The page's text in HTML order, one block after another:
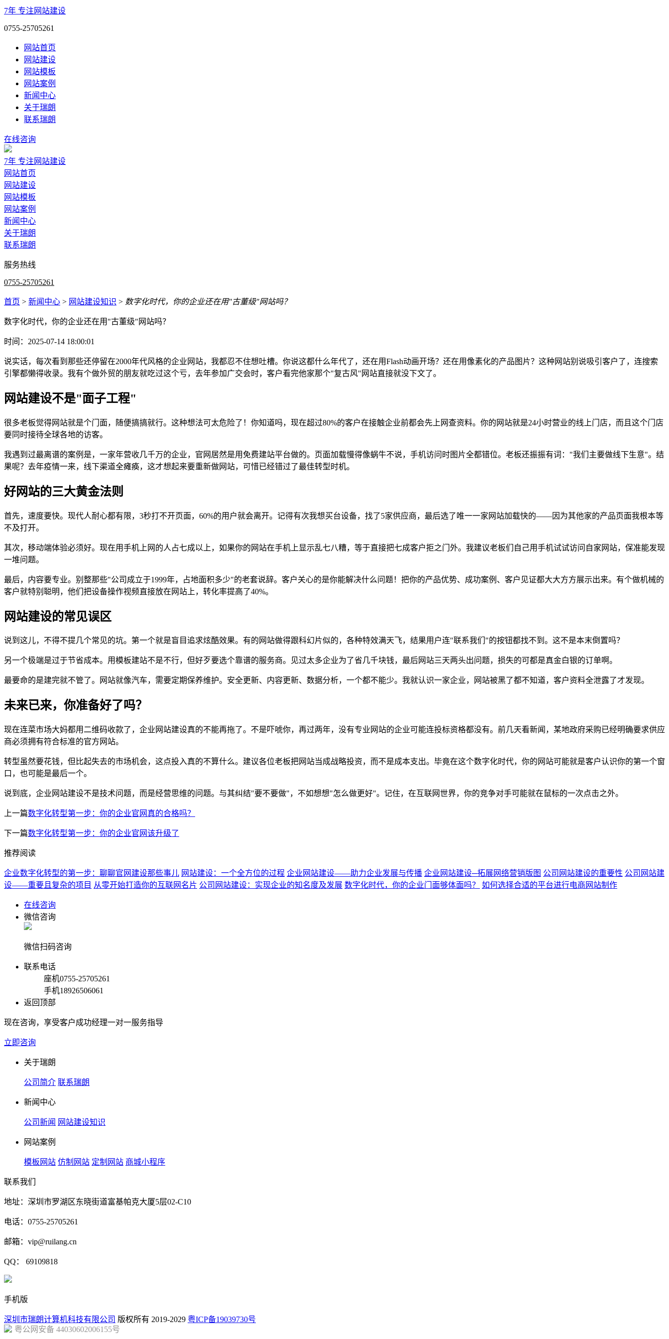
7年 专注网站建设
0755-25705261
网站首页
网站建设
网站模板
网站案例
新闻中心
关于瑞朗
联系瑞朗
在线咨询
7年 专注网站建设
网站首页
网站建设
网站模板
网站案例
新闻中心
关于瑞朗
联系瑞朗
服务热线
0755-25705261
首页 > 新闻中心 > 网站建设知识 > 数字化时代，你的企业还在用"古董级"网站吗？
数字化时代，你的企业还在用"古董级"网站吗？
时间：2025-07-14 18:00:01
说实话，每次看到那些还停留在2000年代风格的企业网站，我都忍不住想吐槽。你说这都什么年代了，还在用Flash动画开场？还在用像素化的产品图片？这种网站别说吸引客户了，连搜索
引擎都懒得收录。我有个做外贸的朋友就吃过这个亏，去年参加广交会时，客户看完他家那个"复古风"网站直接就没下文了。
网站建设不是"面子工程"
很多老板觉得网站就是个门面，随便搞搞就行。这种想法可太危险了！你知道吗，现在超过80%的客户在接触企业前都会先上网查资料。你的网站就是24小时营业的线上门店，而且这个门店
要同时接待全球各地的访客。
我遇到过最离谱的案例是，一家年营收几千万的企业，官网居然是用免费建站平台做的。页面加载慢得像蜗牛不说，手机访问时图片全都错位。老板还振振有词："我们主要做线下生意"。结
果呢？去年疫情一来，线下渠道全瘫痪，这才想起来要重新做网站，可惜已经错过了最佳转型时机。
好网站的三大黄金法则
首先，速度要快。现代人耐心都有限，3秒打不开页面，60%的用户就会离开。记得有次我想买台设备，找了5家供应商，最后选了唯一一家网站加载快的——因为其他家的产品页面我根本等
不及打开。
其次，移动端体验必须好。现在用手机上网的人占七成以上，如果你的网站在手机上显示乱七八糟，等于直接把七成客户拒之门外。我建议老板们自己用手机试试访问自家网站，保准能发现
一堆问题。
最后，内容要专业。别整那些"公司成立于1999年，占地面积多少"的老套说辞。客户关心的是你能解决什么问题！把你的产品优势、成功案例、客户见证都大大方方展示出来。有个做机械的
客户就特别聪明，他们把设备操作视频直接放在网站上，转化率提高了40%。
网站建设的常见误区
说到这儿，不得不提几个常见的坑。第一个就是盲目追求炫酷效果。有的网站做得跟科幻片似的，各种特效满天飞，结果用户连"联系我们"的按钮都找不到。这不是本末倒置吗？
另一个极端是过于节省成本。用模板建站不是不行，但好歹要选个靠谱的服务商。见过太多企业为了省几千块钱，最后网站三天两头出问题，损失的可都是真金白银的订单啊。
最要命的是建完就不管了。网站就像汽车，需要定期保养维护。安全更新、内容更新、数据分析，一个都不能少。我就认识一家企业，网站被黑了都不知道，客户资料全泄露了才发现。
未来已来，你准备好了吗？
现在连菜市场大妈都用二维码收款了，企业网站建设真的不能再拖了。不是吓唬你，再过两年，没有专业网站的企业可能连投标资格都没有。前几天看新闻，某地政府采购已经明确要求供应
商必须拥有符合标准的官方网站。
转型虽然要花钱，但比起失去的市场机会，这点投入真的不算什么。建议各位老板把网站当成战略投资，而不是成本支出。毕竟在这个数字化时代，你的网站可能就是客户认识你的第一个窗
口，也可能是最后一个。
说到底，企业网站建设不是技术问题，而是经营思维的问题。与其纠结"要不要做"，不如想想"怎么做更好"。记住，在互联网世界，你的竞争对手可能就在鼠标的一次点击之外。
上一篇数字化转型第一步：你的企业官网真的合格吗？
下一篇数字化转型第一步：你的企业官网该升级了
推荐阅读
企业数字化转型的第一步：聊聊官网建设那些事儿 网站建设：一个全方位的过程 企业网站建设——助力企业发展与传播 企业网站建设─拓展网络营销版图 公司网站建设的重要性 公司网站建
设――重要且复杂的项目 从零开始打造你的互联网名片 公司网站建设：实现企业的知名度及发展 数字化时代，你的企业门面够体面吗？ 如何选择合适的平台进行电商网站制作
在线咨询
微信咨询
微信扫码咨询
联系电话
座机0755-25705261
手机18926506061
返回顶部
现在咨询，享受客户成功经理一对一服务指导
立即咨询
关于瑞朗
公司简介 联系瑞朗
新闻中心
公司新闻 网站建设知识
网站案例
模板网站 仿制网站 定制网站 商城小程序
联系我们
地址：深圳市罗湖区东晓街道富基帕克大厦5层02-C10
电话：0755-25705261
邮箱：vip@ruilang.cn
QQ： 69109818
手机版
深圳市瑞朗计算机科技有限公司 版权所有 2019-2029 粤ICP备19039730号
粤公网安备 44030602006155号